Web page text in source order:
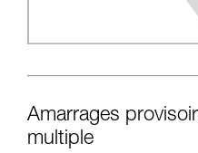
Amarrages
multiple